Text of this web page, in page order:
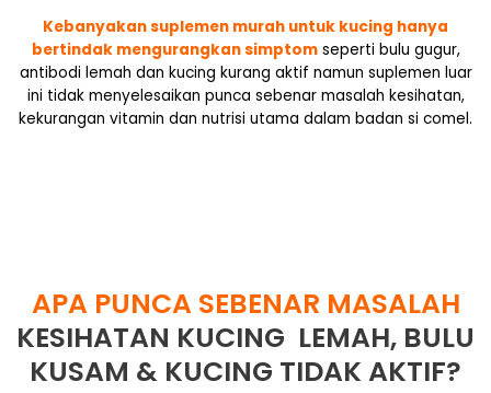
Kebanyakan suplemen murah untuk kucing hanya
bertindak mengurangkan simptomseperti bulu gugur,
antibodi lemah dan kucing kurang aktif namun suplemen luar
ini tidak menyelesaikan punca sebenar masalah kesihatan,
kekurangan vitamin dan nutrisi utama dalam badan si comel.
APA PUNCA SEBENAR MASALAH
KESIHATAN KUCING LEMAH, BULU
KUSAM & KUCING TIDAK AKTIF?